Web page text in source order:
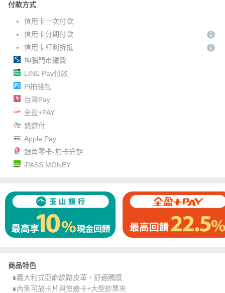
付款方式
信用卡一次付款
信用卡分期付款
信用卡紅利折抵
神腦門市繳費
LINE Pay付款
Pi拍錢包
台灣Pay
全盈+PAY
悠遊付
Apple Pay
銀角零卡-無卡分期
iPASS MONEY
商品特色
∎義大利式亞麻紋路皮革，舒適觸感
∎內側可放卡片與悠遊卡+大型鈔票夾